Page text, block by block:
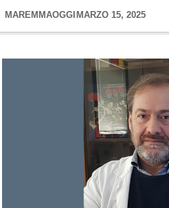
MAREMMAOGGI MARZO 15, 2025